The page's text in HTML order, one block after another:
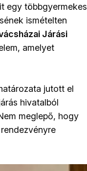
egy többgyermekes
ismételten
Járási
amelyet
jutott el
hivatalból
meglepő, hogy